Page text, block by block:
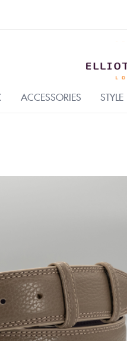
ACCESSORIES STYLE